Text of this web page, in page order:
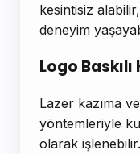
kesintisiz
deneyim
Logo
Lazer kazıma
yöntemleriyle
olarak